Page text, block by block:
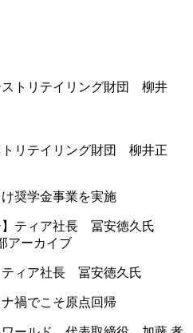
トリテイリング財団 柳井正
奨学金事業を実施
アーカイブ
ティア社長 冨安徳久氏
禍でこそ原点回帰